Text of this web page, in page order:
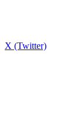
X (Twitter)